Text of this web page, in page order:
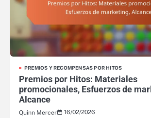
PREMIOS Y RECOMPENSAS POR HITOS
Premios por Hitos: Materiales
promocionales, Esfuerzos de
Alcance
Quinn Mercer
16/02/2026